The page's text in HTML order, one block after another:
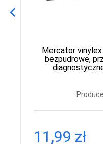
Mercator
bezpudrowe,
11,99 zł